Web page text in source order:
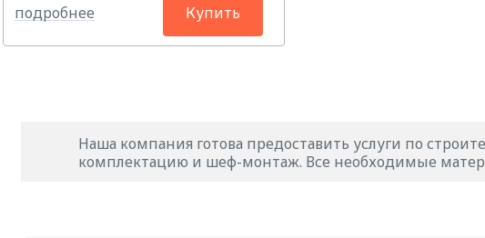
подробнее Купить
Наша компания готова предоставить услуги по
комплектацию и шеф-монтаж. Все необходимые